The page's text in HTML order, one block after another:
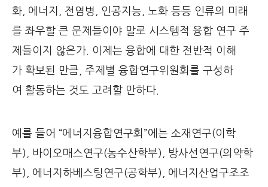
화, 에너지, 전염병, 인공지능, 노화 등등 인류의 미래
를 좌우할 큰 문제들이야 말로 시스템적 융합 연구 주
제들이지 않은가. 이제는 융합에 대한 전반적 이해
가 확보된 만큼, 주제별 융합연구위원회를 구성하
여 활동하는 것도 고려할 만하다.
예를 들어 “에너지융합연구회”에는 소재연구(이학
부), 바이오매스연구(농수산학부), 방사선연구(의약학
부), 에너지하베스팅연구(공학부), 에너지산업구조조